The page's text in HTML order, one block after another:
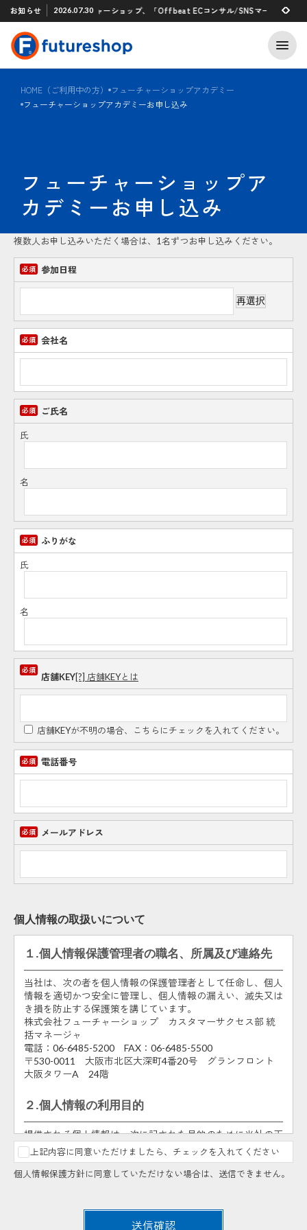
お知らせ
アプリ 「STAFF START」とのタグ連携を開始
2026.07.30
フューチャーショップ、「Offbeat ECコンサル/SNSマーケティング
2026.07.29
HOME（ご利用中の方）
フューチャーショップアカデミー
フューチャーショップアカデミーお申し込み
フューチャーショップア
カデミーお申し込み
複数人お申し込みいただく場合は、1名ずつお申し込みください。
参加日程
会社名
ご氏名
氏
名
ふりがな
氏
名
店舗KEY[?] 店舗KEYとは
店舗KEYが不明の場合、こちらにチェックを入れてください。
電話番号
メールアドレス
個人情報の取扱いについて
１.個人情報保護管理者の職名、所属及び連絡先
当社は、次の者を個人情報の保護管理者として任命し、個人
情報を適切かつ安全に管理し、個人情報の漏えい、滅失又は
き損を防止する保護策を講じています。
株式会社フューチャーショップ カスタマーサクセス部 統
括マネージャ
電話：06-6485-5200 FAX：06-6485-5500
〒530-0011 大阪市北区大深町4番20号 グランフロント
大阪タワーA 24階
２.個人情報の利用目的
提供される個人情報は、次に記された目的のために当社の正
当な事業範囲内で利用いたします。
申込まれた方の人数把握及び説明会・勉強会・アカデミ
ー・セミナー受付での御本人様の確認のため。
ー・セミナーの中止、満席・キャンセル情報のご連絡の
上記内容に同意いただけましたら、チェックを入れてください
個人情報保護方針に同意していただけない場合は、送信できません。
送信確認